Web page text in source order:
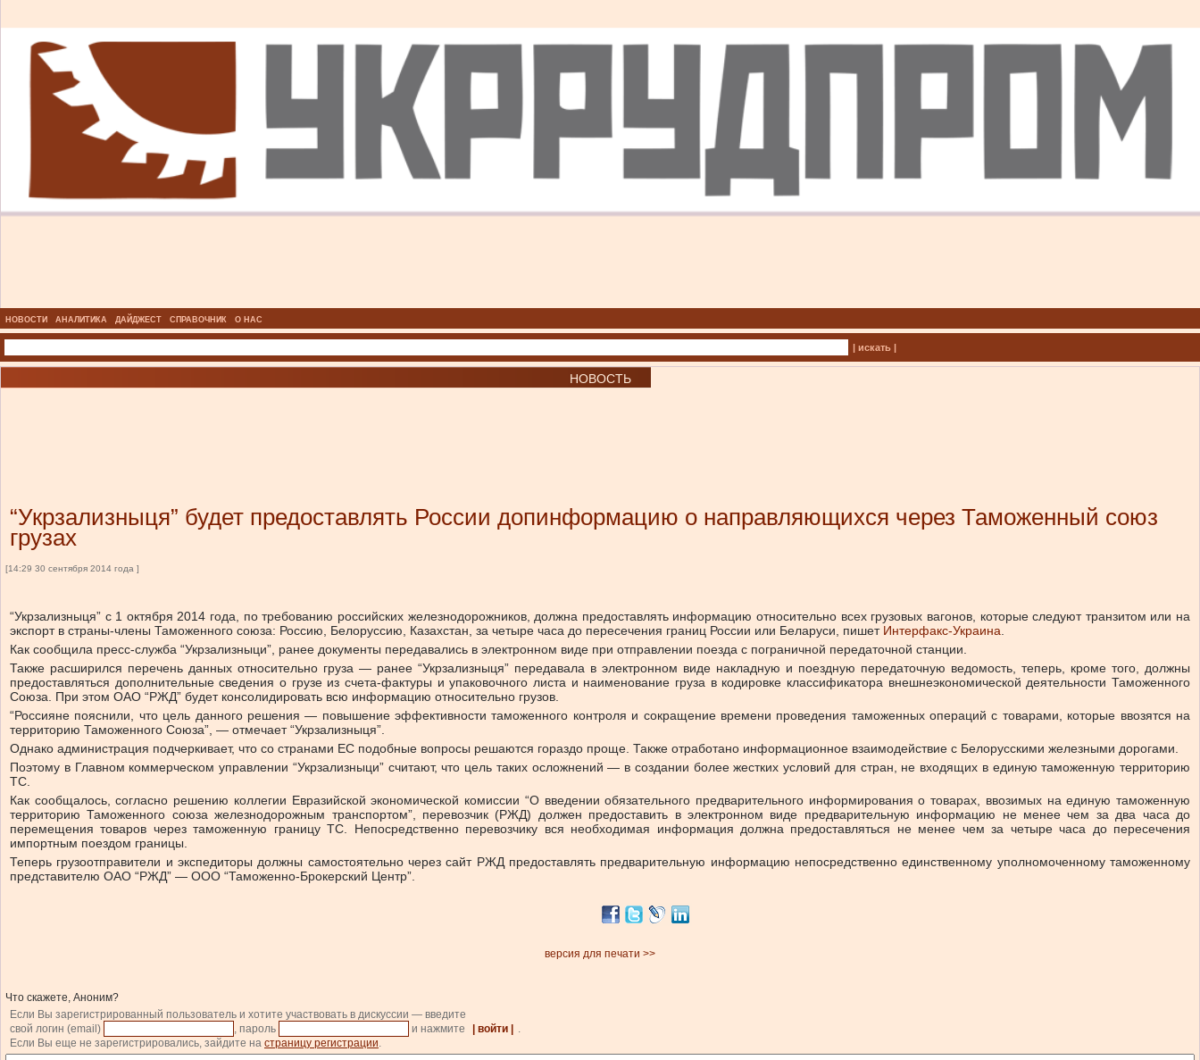
НОВОСТИ АНАЛИТИКА ДАЙДЖЕСТ СПРАВОЧНИК О НАС
| искать |
НОВОСТЬ
“Укрзализныця” будет предоставлять России допинформацию о направляющихся через Таможенный союз
грузах
[14:29 30 сентября 2014 года ]
“Укрзализныця” с 1 октября 2014 года, по требованию российских железнодорожников, должна предоставлять информацию относительно всех грузовых вагонов, которые следуют транзитом или на
экспорт в страны-члены Таможенного союза: Россию, Белоруссию, Казахстан, за четыре часа до пересечения границ России или Беларуси, пишет Интерфакс-Украина
Как сообщила пресс-служба “Укрзализныци”, ранее документы передавались в электронном виде при отправлении поезда с пограничной передаточной станции.
Также расширился перечень данных относительно груза — ранее “Укрзализныця” передавала в электронном виде накладную и поездную передаточную ведомость, теперь, кроме того, должны
предоставляться дополнительные сведения о грузе из счета-фактуры и упаковочного листа и наименование груза в кодировке классификатора внешнеэкономической деятельности Таможенного
Союза. При этом ОАО “РЖД” будет консолидировать всю информацию относительно грузов.
“Россияне пояснили, что цель данного решения — повышение эффективности таможенного контроля и сокращение времени проведения таможенных операций с товарами, которые ввозятся на
территорию Таможенного Союза”, — отмечает “Укрзализныця”.
Однако администрация подчеркивает, что со странами ЕС подобные вопросы решаются гораздо проще. Также отработано информационное взаимодействие с Белорусскими железными дорогами.
Поэтому в Главном коммерческом управлении “Укрзализныци” считают, что цель таких осложнений — в создании более жестких условий для стран, не входящих в единую таможенную территорию
ТС.
Как сообщалось, согласно решению коллегии Евразийской экономической комиссии “О введении обязательного предварительного информирования о товарах, ввозимых на единую таможенную
территорию Таможенного союза железнодорожным транспортом”, перевозчик (РЖД) должен предоставить в электронном виде предварительную информацию не менее чем за два часа до
перемещения товаров через таможенную границу ТС. Непосредственно перевозчику вся необходимая информация должна предоставляться не менее чем за четыре часа до пересечения
импортным поездом границы.
Теперь грузоотправители и экспедиторы должны самостоятельно через сайт РЖД предоставлять предварительную информацию непосредственно единственному уполномоченному таможенному
представителю ОАО “РЖД” — ООО “Таможенно-Брокерский Центр”.
версия для печати >>
Что скажете, Аноним?
Если Вы зарегистрированный пользователь и хотите участвовать в дискуссии — введите
свой логин (email)
, пароль и нажмите | войти |
.
Если Вы еще не зарегистрировались, зайдите на страницу регистрации.